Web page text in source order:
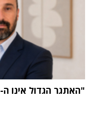
"האתגר הגדול אינו ה-AI אלא הטמעתה בארגון"